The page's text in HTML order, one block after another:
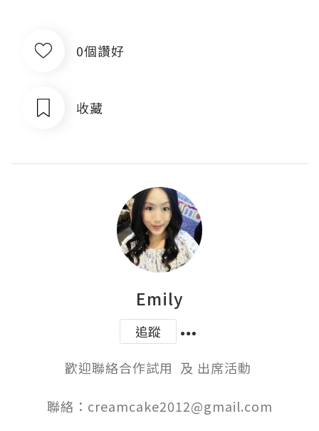
0個讚好
收藏
Emily
追蹤
歡迎聯絡合作試用  及 出席活動
聯絡：creamcake2012@gmail.com